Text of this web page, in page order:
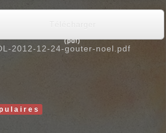
Télécharger
(pdf)
2012-12-24-gouter-noel.pdf